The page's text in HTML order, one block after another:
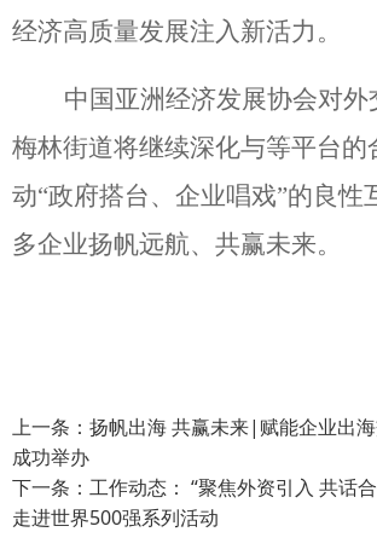
经济高质量发展注入新活力。
中国亚洲经济发展协会对外
梅林街道将继续深化与等平台的
动“政府搭台、企业唱戏”的良性
多企业扬帆远航、共赢未来。
上一条： 扬帆出海 共赢未来|赋能企业出
成功举办
下一条： 工作动态： “聚焦外资引入 共话
走进世界500强系列活动